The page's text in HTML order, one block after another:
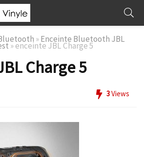
»Enceinte Bluetooth JBL
»enceinte JBL Charge 5
Charge 5
3Views